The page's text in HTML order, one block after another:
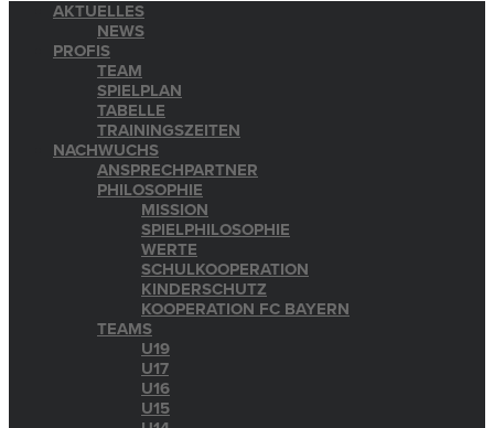
AKTUELLES
NEWS
PROFIS
TEAM
SPIELPLAN
TABELLE
TRAININGSZEITEN
NACHWUCHS
ANSPRECHPARTNER
PHILOSOPHIE
MISSION
SPIELPHILOSOPHIE
WERTE
SCHULKOOPERATION
KINDERSCHUTZ
KOOPERATION FC BAYERN
TEAMS
U19
U17
U16
U15